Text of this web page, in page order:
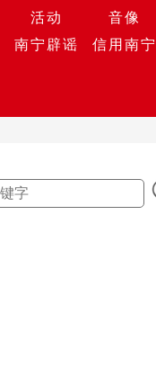
活动 音像
南宁辟谣 信用南宁